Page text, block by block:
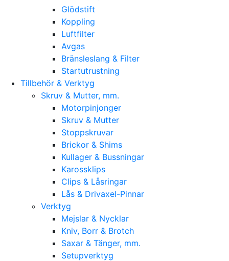
Glödstift
Koppling
Luftfilter
Avgas
Bränsleslang & Filter
Startutrustning
Tillbehör & Verktyg
Skruv & Mutter, mm.
Motorpinjonger
Skruv & Mutter
Stoppskruvar
Brickor & Shims
Kullager & Bussningar
Karossklips
Clips & Låsringar
Lås & Drivaxel-Pinnar
Verktyg
Mejslar & Nycklar
Kniv, Borr & Brotch
Saxar & Tänger, mm.
Setupverktyg